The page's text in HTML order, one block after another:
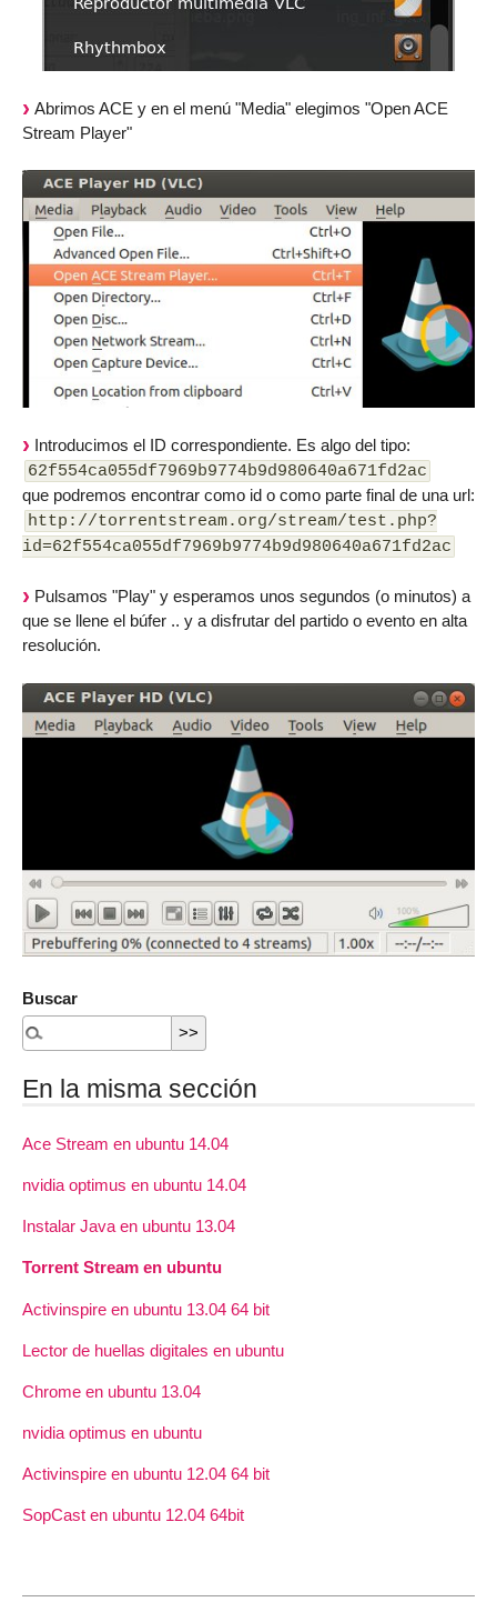
Abrimos ACE y en el menú "Media" elegimos "Open ACE
Stream Player"
Introducimos el ID correspondiente. Es algo del tipo:
62f554ca055df7969b9774b9d980640a671fd2ac
que podremos encontrar como id o como parte final de una url:
http://torrentstream.org/stream/test.php?
id=62f554ca055df7969b9774b9d980640a671fd2ac
Pulsamos "Play" y esperamos unos segundos (o minutos) a
que se llene el búfer .. y a disfrutar del partido o evento en alta
resolución.
Buscar
En la misma sección
Ace Stream en ubuntu 14.04
nvidia optimus en ubuntu 14.04
Instalar Java en ubuntu 13.04
Torrent Stream en ubuntu
Activinspire en ubuntu 13.04 64 bit
Lector de huellas digitales en ubuntu
Chrome en ubuntu 13.04
nvidia optimus en ubuntu
Activinspire en ubuntu 12.04 64 bit
SopCast en ubuntu 12.04 64bit